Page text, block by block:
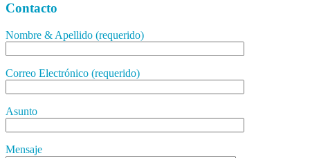
Contacto
Nombre & Apellido (requerido)
Correo Electrónico (requerido)
Asunto
Mensaje